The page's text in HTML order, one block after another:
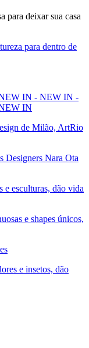
para deixar sua casa
para dentro de
IN - NEW IN -
IN
de Milão, ArtRio
Designers Nara Ota
e esculturas, dão vida
e shapes únicos,
e insetos, dão